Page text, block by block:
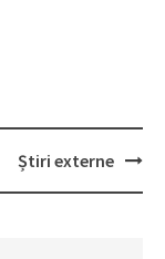
Știri externe